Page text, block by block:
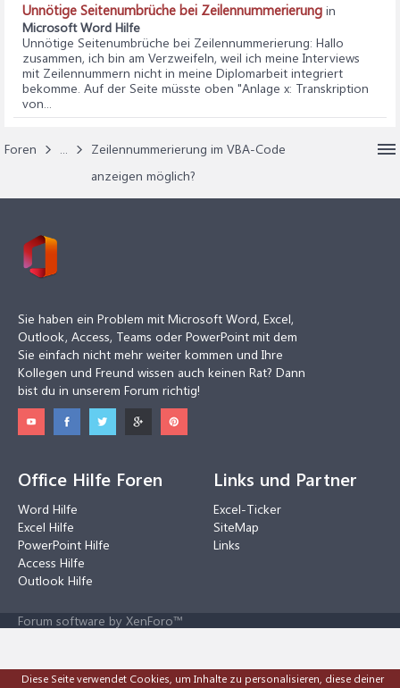
Unnötige Seitenumbrüche bei Zeilennummerierung in
Microsoft Word Hilfe
Unnötige Seitenumbrüche bei Zeilennummerierung: Hallo
zusammen, ich bin am Verzweifeln, weil ich meine Interviews
mit Zeilennummern nicht in meine Diplomarbeit integriert
bekomme. Auf der Seite müsste oben "Anlage x: Transkription
von...
Foren ...
Zeilennummerierung im VBA-Code
anzeigen möglich?
Sie haben ein Problem mit Microsoft Word, Excel,
Outlook, Access, Teams oder PowerPoint mit dem
Sie einfach nicht mehr weiter kommen und Ihre
Kollegen und Freund wissen auch keinen Rat? Dann
bist du in unserem Forum richtig!
Office Hilfe Foren
Word Hilfe
Excel Hilfe
PowerPoint Hilfe
Access Hilfe
Outlook Hilfe
Links und Partner
Excel-Ticker
SiteMap
Links
Forum software by XenForo™
Diese Seite verwendet Cookies, um Inhalte zu personalisieren, diese deiner